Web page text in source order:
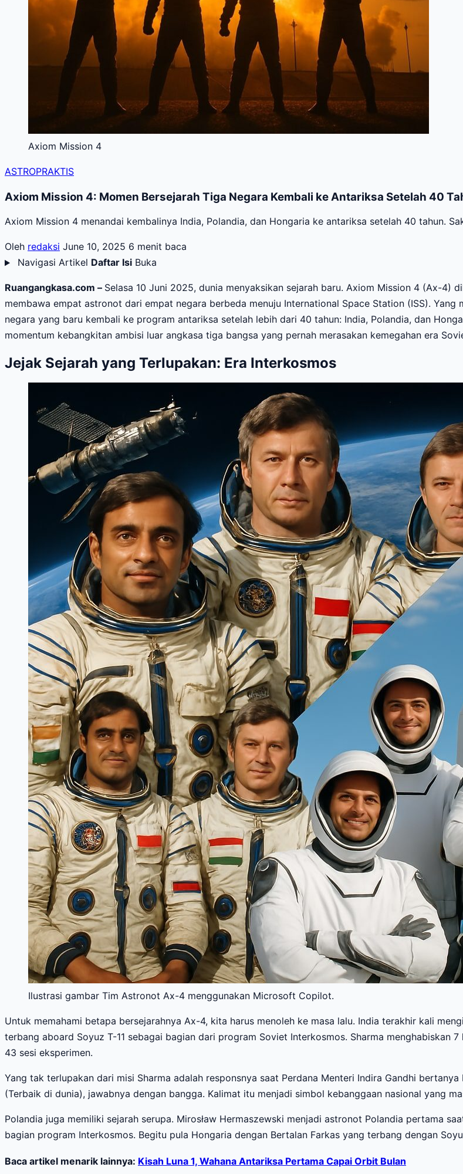
Axiom Mission 4
ASTROPRAKTIS
Axiom Mission 4: Momen Bersejarah Tiga Negara Kembali ke Antariksa Setelah 40
Axiom Mission 4 menandai kembalinya India, Polandia, dan Hongaria ke antariksa setelah 40 tahun.
Oleh redaksi June 10, 2025 6 menit baca
Navigasi Artikel Daftar Isi Buka
Ruangangkasa.com – Selasa 10 Juni 2025, dunia menyaksikan sejarah baru. Axiom Mission 4 (Ax-4)
membawa empat astronot dari empat negara berbeda menuju International Space Station (ISS).
negara yang baru kembali ke program antariksa setelah lebih dari 40 tahun: India, Polandia, dan
momentum kebangkitan ambisi luar angkasa tiga bangsa yang pernah merasakan kemegahan era
Jejak Sejarah yang Terlupakan: Era Interkosmos
Ilustrasi gambar Tim Astronot Ax-4 menggunakan Microsoft Copilot.
Untuk memahami betapa bersejarahnya Ax-4, kita harus menoleh ke masa lalu. India terakhir kali
terbang aboard Soyuz T-11 sebagai bagian dari program Soviet Interkosmos. Sharma menghabiskan
43 sesi eksperimen.
Yang tak terlupakan dari misi Sharma adalah responsnya saat Perdana Menteri Indira Gandhi
(Terbaik di dunia), jawabnya dengan bangga. Kalimat itu menjadi simbol kebanggaan nasional yang
Polandia juga memiliki sejarah serupa. Mirosław Hermaszewski menjadi astronot Polandia pertama
bagian program Interkosmos. Begitu pula Hongaria dengan Bertalan Farkas yang terbang dengan
Baca artikel menarik lainnya: Kisah Luna 1, Wahana Antariksa Pertama Capai Orbit Bulan